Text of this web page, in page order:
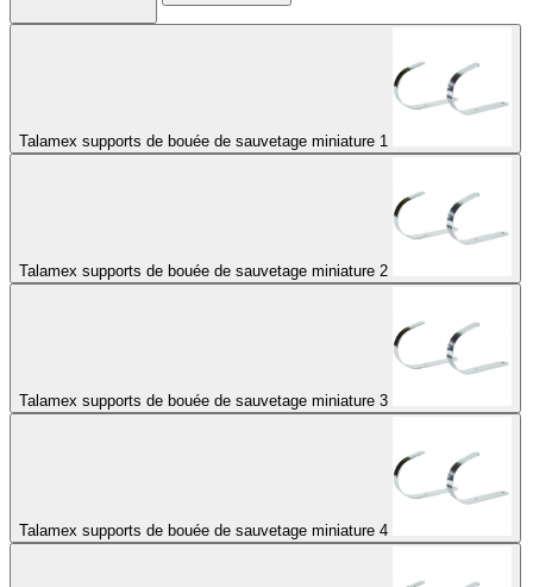
Talamex supports de bouée de sauvetage miniature 1
Talamex supports de bouée de sauvetage miniature 2
Talamex supports de bouée de sauvetage miniature 3
Talamex supports de bouée de sauvetage miniature 4